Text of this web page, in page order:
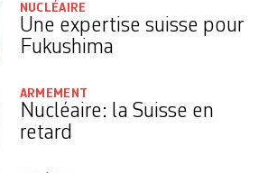
NUCLÉAIRE
Une expertise suisse pour
Fukushima
ARMEMENT
Nucléaire: la Suisse en
retard